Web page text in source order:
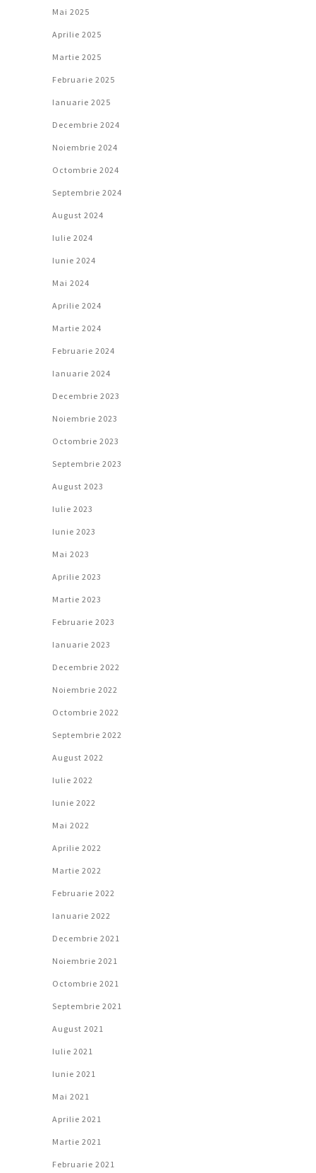
Mai 2025
Aprilie 2025
Martie 2025
Februarie 2025
Ianuarie 2025
Decembrie 2024
Noiembrie 2024
Octombrie 2024
Septembrie 2024
August 2024
Iulie 2024
Iunie 2024
Mai 2024
Aprilie 2024
Martie 2024
Februarie 2024
Ianuarie 2024
Decembrie 2023
Noiembrie 2023
Octombrie 2023
Septembrie 2023
August 2023
Iulie 2023
Iunie 2023
Mai 2023
Aprilie 2023
Martie 2023
Februarie 2023
Ianuarie 2023
Decembrie 2022
Noiembrie 2022
Octombrie 2022
Septembrie 2022
August 2022
Iulie 2022
Iunie 2022
Mai 2022
Aprilie 2022
Martie 2022
Februarie 2022
Ianuarie 2022
Decembrie 2021
Noiembrie 2021
Octombrie 2021
Septembrie 2021
August 2021
Iulie 2021
Iunie 2021
Mai 2021
Aprilie 2021
Martie 2021
Februarie 2021